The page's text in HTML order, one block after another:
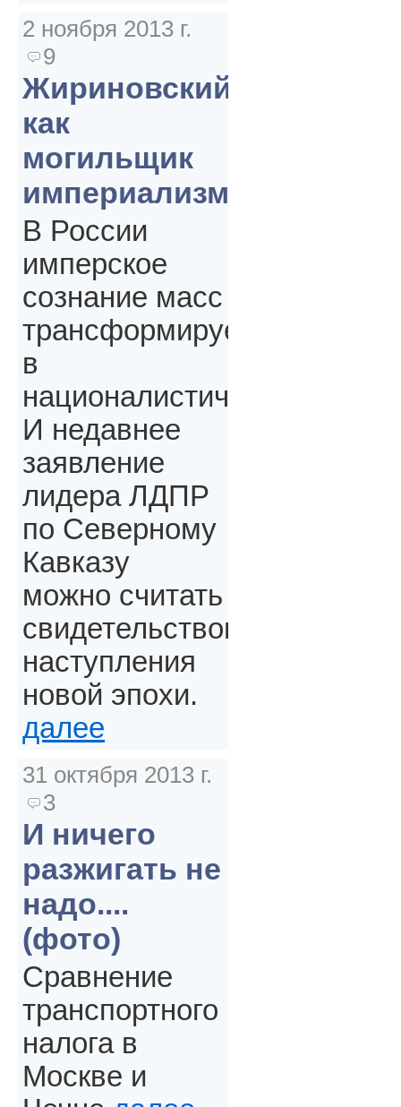
2 ноября 2013 г.
9
Жириновский
как
могильщик
империализма
В России
имперское
сознание масс
трансформируется
в
националистическое.
И недавнее
заявление
лидера ЛДПР
по Северному
Кавказу
можно считать
свидетельством
наступления
новой эпохи.
далее
31 октября 2013 г.
3
И ничего
разжигать не
надо....
(фото)
Сравнение
транспортного
налога в
Москве и